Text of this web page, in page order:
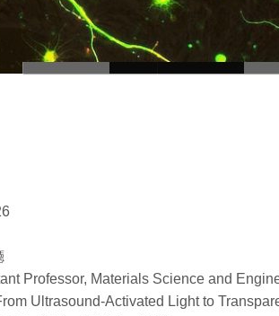
Professor, Materials Science and
Ultrasound-Activated Light to